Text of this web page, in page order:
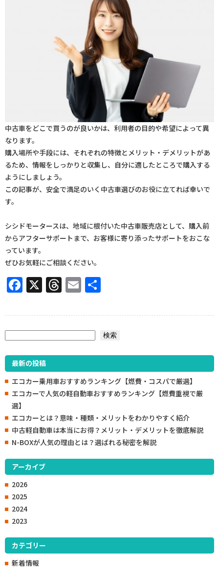
中古車をどこで買うのが良いかは、利用者の目的や希望によって異
なります。
購入場所や手段には、それぞれの特徴とメリット・デメリットがあ
るため、情報をしっかりと収集し、自分に適したところで購入する
ようにしましょう。
この記事が、安全で満足のいく中古車選びのお役に立てれば幸いで
す。
シシドモータースは、地域に根付いた中古車販売店として、購入前
からアフターサポートまで、お客様に寄り添ったサポートをおこな
っています。
ぜひお気軽にご相談ください。
Facebook
X Threads
Email
検索
最新の投稿
エコカー乗用車おすすめランキング【燃費・コスパで厳選】
エコカーで人気の軽自動車おすすめランキング【燃費重視で厳
選】
エコカーとは？意味・種類・メリットをわかりやすく紹介
中古軽自動車は本当にお得？メリット・デメリットを徹底解説
N-BOXが人気の理由とは？選ばれる秘密を解説
アーカイブ
2026
2025
2024
2023
カテゴリー
新着情報